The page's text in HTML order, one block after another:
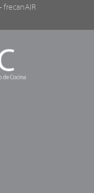
- frecanAIR